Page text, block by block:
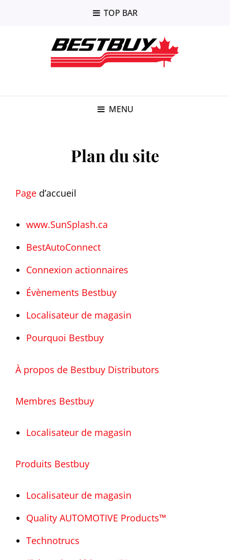
TOP BAR
MENU
Plan du site
Page d’accueil
www.SunSplash.ca
BestAutoConnect
Connexion actionnaires
Évènements Bestbuy
Localisateur de magasin
Pourquoi Bestbuy
À propos de Bestbuy Distributors
Membres Bestbuy
Localisateur de magasin
Produits Bestbuy
Localisateur de magasin
Quality AUTOMOTIVE Products™
Technotrucs